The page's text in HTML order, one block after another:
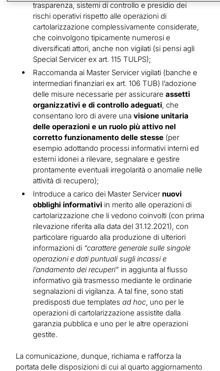
trasparenza, sistemi di controllo e presidio dei
rischi operativi rispetto alle operazioni di
cartolarizzazione complessivamente considerate,
che coinvolgono tipicamente numerosi e
diversificati attori, anche non vigilati (si pensi agli
Special Servicer ex art. 115 TULPS);
Raccomanda ai Master Servicer vigilati (banche e
intermediari finanziari ex art. 106 TUB) l’adozione
delle misure necessarie per assicurare assetti
organizzativi e di controllo adeguati, che
consentano loro di avere una visione unitaria
delle operazioni e un ruolo più attivo nel
corretto funzionamento delle stesse (per
esempio adottando processi informativi interni ed
esterni idonei a rilevare, segnalare e gestire
prontamente eventuali irregolarità o anomalie nelle
attività di recupero);
Introduce a carico dei Master Servicer nuovi
obblighi informativi in merito alle operazioni di
cartolarizzazione che li vedono coinvolti (con prima
rilevazione riferita alla data del 31.12.2021), con
particolare riguardo alla produzione di ulteriori
informazioni di “carattere generale sulle singole
operazioni e dati puntuali sugli incassi e
l’andamento dei recuperi” in aggiunta al flusso
informativo già trasmesso mediante le ordinarie
segnalazioni di vigilanza. A tal fine, sono stati
predisposti due templates ad hoc, uno per le
operazioni di cartolarizzazione assistite dalla
garanzia pubblica e uno per le altre operazioni
gestite.
La comunicazione, dunque, richiama e rafforza la
portata delle disposizioni di cui al quarto aggiornamento